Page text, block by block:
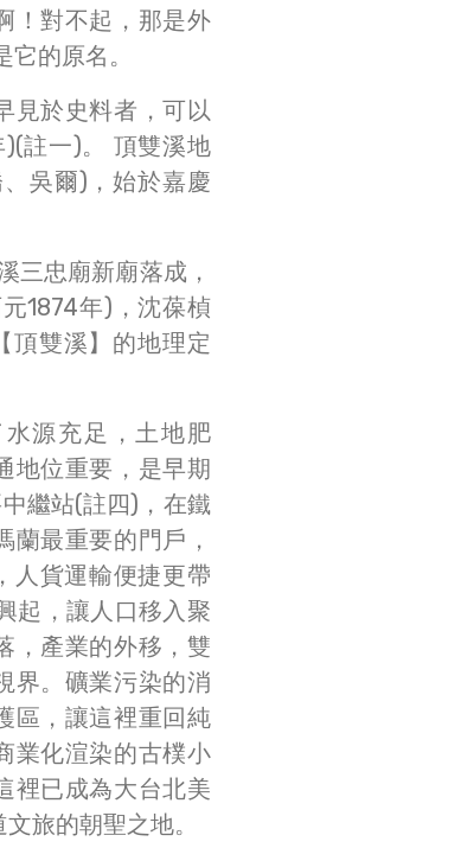
！對不起，那是外
的原名。
見於史料者，可以
註一)。 頂雙溪地
吳爾)，始於嘉慶
三忠廟新廟落成，
1874年)，沈葆楨
頂雙溪】的地理定
源充足，土地肥
地位重要，是早期
繼站(註四)，在鐵
蘭最重要的門戶，
人貨運輸便捷更帶
起，讓人口移入聚
，產業的外移，雙
界。礦業污染的消
區，讓這裡重回純
業化渲染的古樸小
裡已成為大台北美
旅的朝聖之地。